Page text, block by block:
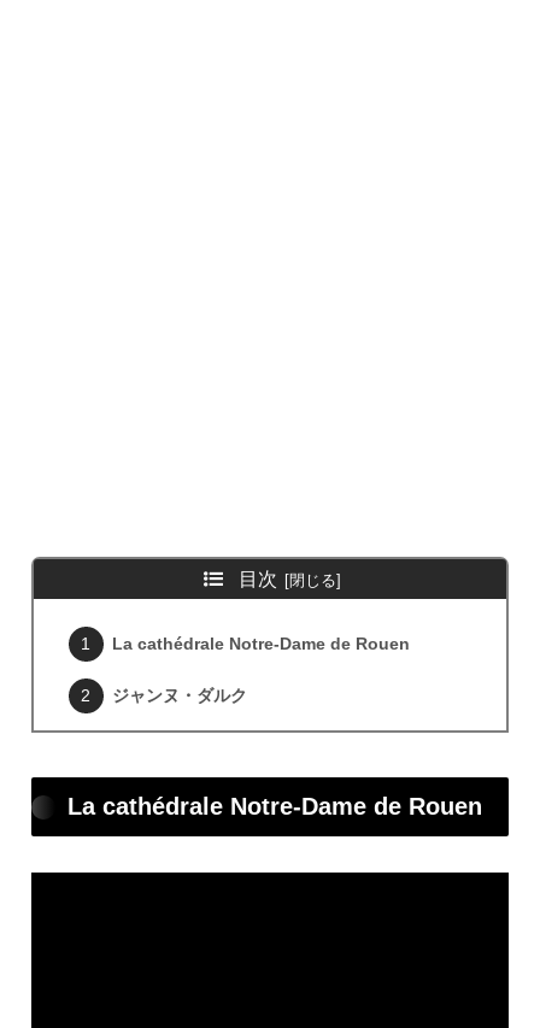
目次
La cathédrale Notre-Dame de Rouen
ジャンヌ・ダルク
La cathédrale Notre-Dame de Rouen